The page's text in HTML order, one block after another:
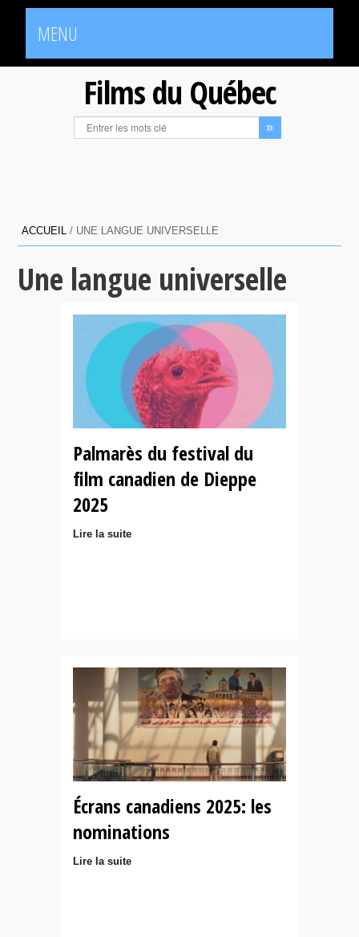
MENU
Films du Québec
ACCUEIL / UNE LANGUE UNIVERSELLE
Une langue universelle
Palmarès du festival du
film canadien de Dieppe
2025
Lire la suite
Écrans canadiens 2025: les
nominations
Lire la suite